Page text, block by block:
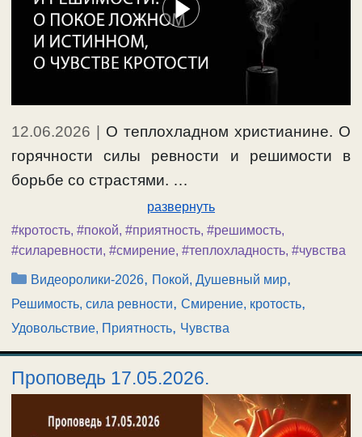
12.06.2026
О теплохладном христианине. О
горячности силы ревности и решимости в
борьбе со страстями. …
развернуть
#кротость, #покой, #приятность, #решимость,
#силаревности, #смирение, #теплохладность, #чувства
Рубрики
Видеоролики-2026, Покой, Душевный мир,
Решимость, сила ревности, Смирение, кротость,
Удовольствие, Приятность, Чувства
Проповедь 17.05.2026.